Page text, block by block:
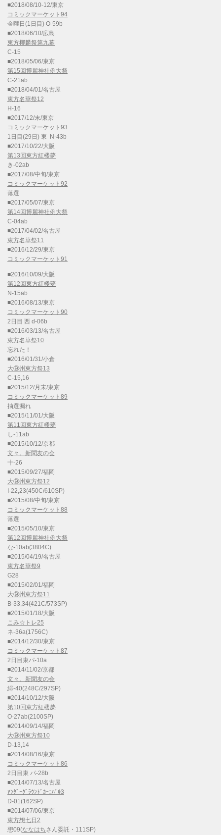
■2018/08/10-12/東京
コミックマーケット94
金曜日(1日目) O-59b
■2018/06/10/広島
東方椰麟祭第九幕
C-15
■2018/05/06/東京
第15回博麗神社例大祭
C-21ab
■2018/04/01/名古屋
東方名華祭12
H-16
■2017/12/末/東京
コミックマーケット93
1日目(29日) 東 N-43b
■2017/10/22/大阪
第13回東方紅楼夢
き-02ab
■2017/08/中旬/東京
コミックマーケット92
落選
■2017/05/07/東京
第14回博麗神社例大祭
C-04ab
■2017/04/02/名古屋
東方名華祭11
■2016/12/29/東京
コミックマーケット91
■2016/10/09/大阪
第12回東方紅楼夢
N-15ab
■2016/08/13/東京
コミックマーケット90
2日目 西 d-06b
■2016/03/13/名古屋
東方名華祭10
忘れた！
■2016/01/31/小倉
大⑨州東方祭13
C-15,16
■2015/12/月末/東京
コミックマーケット89
抽選漏れ
■2015/11/01/大阪
第11回東方紅楼夢
し-11ab
■2015/10/12/京都
文々。新聞友の会
十-26
■2015/09/27/福岡
大⑨州東方祭12
I-22,23(450C/610SP)
■2015/08/中旬/東京
コミックマーケット88
落選
■2015/05/10/東京
第12回博麗神社例大祭
な-10ab(3804C)
■2015/04/19/名古屋
東方名華祭9
G28
■2015/02/01/福岡
大⑨州東方祭11
B-33,34(421C/573SP)
■2015/01/18/大阪
こみ☆トレ25
ネ-36a(1756C)
■2014/12/30/東京
コミックマーケット87
2日目東パ-10a
■2014/11/02/京都
文々。新聞友の会
緋-40(248C/297SP)
■2014/10/12/大阪
第10回東方紅楼夢
O-27ab(2100SP)
■2014/09/14/福岡
大⑨州東方祭10
D-13,14
■2014/08/16/東京
コミックマーケット86
2日目東 パ-28b
■2014/07/13/名古屋
ｱﾝﾀﾞｰｸﾞﾗｳﾝﾄﾞｶｰﾆﾊﾞﾙ3
D-01(162SP)
■2014/07/06/東京
東方想七日2
想09(ななはちさん委託・111SP)